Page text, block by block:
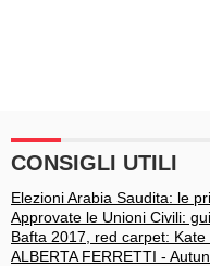
CONSIGLI UTILI
Elezioni Arabia Saudita: le
Approvate le Unioni Civili:
Bafta 2017, red carpet:
ALBERTA FERRETTI -